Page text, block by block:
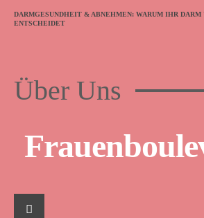
DARMGESUNDHEIT & ABNEHMEN: WARUM IHR
ENTSCHEIDET
Über Uns